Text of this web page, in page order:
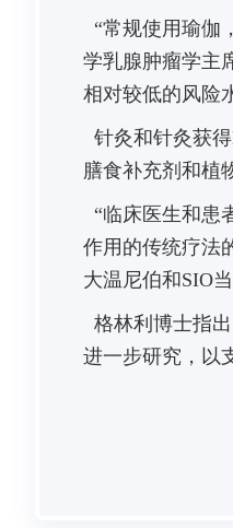
“常规使用瑜伽
学乳腺肿瘤学主
相对较低的风险
针灸和针灸获
膳食补充剂和植
“临床医生和患
作用的传统疗法
大温尼伯和SIO当
格林利博士指
进一步研究，以